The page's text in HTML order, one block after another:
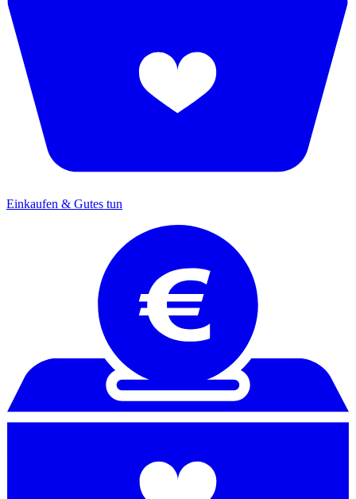
Einkaufen & Gutes tun